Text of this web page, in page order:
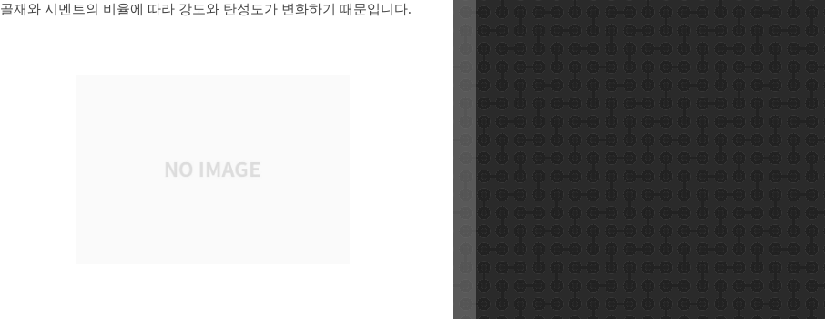
골재와 시멘트의 비율에 따라 강도와 탄성도가 변화하기 때문입니다.